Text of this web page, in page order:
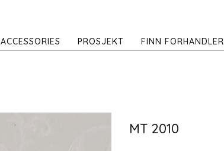
ACCESSORIES PROSJEKT FINN FORHANDLER
MT 2010